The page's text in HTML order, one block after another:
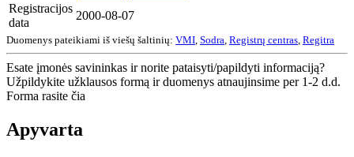
Registracijos
data
2000-08-07
Duomenys pateikiami iš viešų šaltinių: VMI Sodra Registrų centras Regitra
Esate įmonės savininkas ir norite pataisyti/papildyti informaciją?
Užpildykite užklausos formą ir duomenys atnaujinsime per 1-2 d.d.
Forma rasite čia
Apyvarta